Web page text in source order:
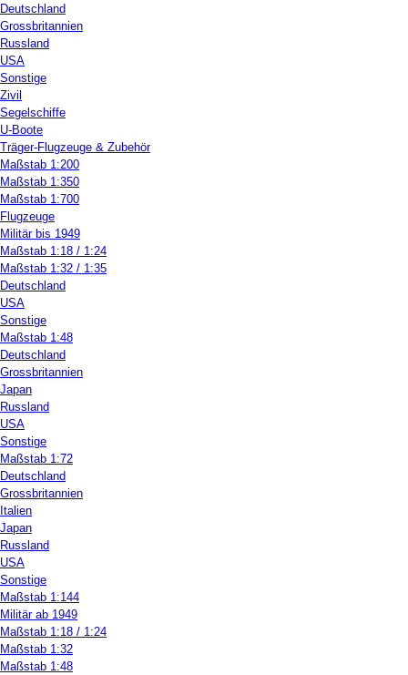
Deutschland
Grossbritannien
Russland
USA
Sonstige
Zivil
Segelschiffe
U-Boote
Träger-Flugzeuge & Zubehör
Maßstab 1:200
Maßstab 1:350
Maßstab 1:700
Flugzeuge
Militär bis 1949
Maßstab 1:18 / 1:24
Maßstab 1:32 / 1:35
Deutschland
USA
Sonstige
Maßstab 1:48
Deutschland
Grossbritannien
Japan
Russland
USA
Sonstige
Maßstab 1:72
Deutschland
Grossbritannien
Italien
Japan
Russland
USA
Sonstige
Maßstab 1:144
Militär ab 1949
Maßstab 1:18 / 1:24
Maßstab 1:32
Maßstab 1:48